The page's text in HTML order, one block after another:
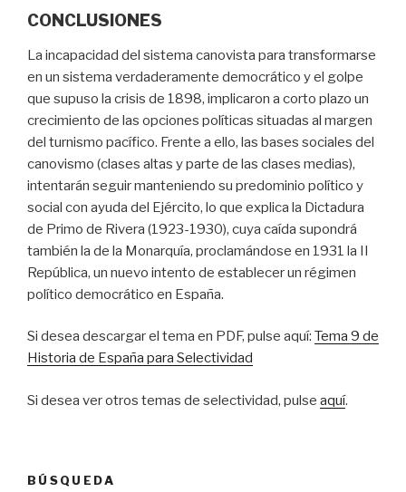
CONCLUSIONES
La incapacidad del sistema canovista para transformarse
en un sistema verdaderamente democrático y el golpe
que supuso la crisis de 1898, implicaron a corto plazo un
crecimiento de las opciones políticas situadas al margen
del turnismo pacífico. Frente a ello, las bases sociales del
canovismo (clases altas y parte de las clases medias),
intentarán seguir manteniendo su predominio político y
social con ayuda del Ejército, lo que explica la Dictadura
de Primo de Rivera (1923-1930), cuya caída supondrá
también la de la Monarquía, proclamándose en 1931 la II
República, un nuevo intento de establecer un régimen
político democrático en España.
Si desea descargar el tema en PDF, pulse aquí: Tema 9 de
Historia de España para Selectividad
Si desea ver otros temas de selectividad, pulse aquí.
BÚSQUEDA